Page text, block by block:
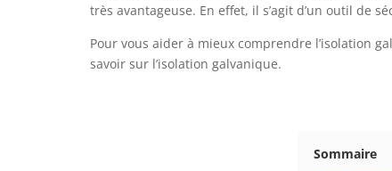
très avantageuse. En effet, il s’agit d’un outil de
Pour vous aider à mieux comprendre l’isolation
savoir sur l’isolation galvanique.
Sommaire